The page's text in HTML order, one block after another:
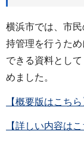
横浜市では、市
持管理を行うた
できる資料とし
めました。
【概要版はこち
【詳しい内容はこ